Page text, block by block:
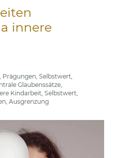
innere
Selbstwert,
Glaubenssätze,
Kindarbeit, Selbstwert,
Ausgrenzung